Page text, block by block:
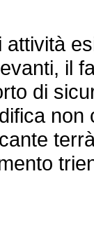
il
di